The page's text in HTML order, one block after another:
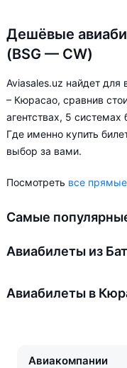
Дешёвые
(BSG — CW)
Aviasales.uz найдет
– Кюрасао, сравнив
агентствах, 5
Где именно купить
выбор за вами.
Посмотреть все
Самые
Авиабилеты из
Авиабилеты в
Авиакомпании